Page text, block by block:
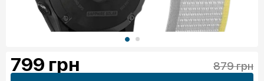
799 грн 879 грн